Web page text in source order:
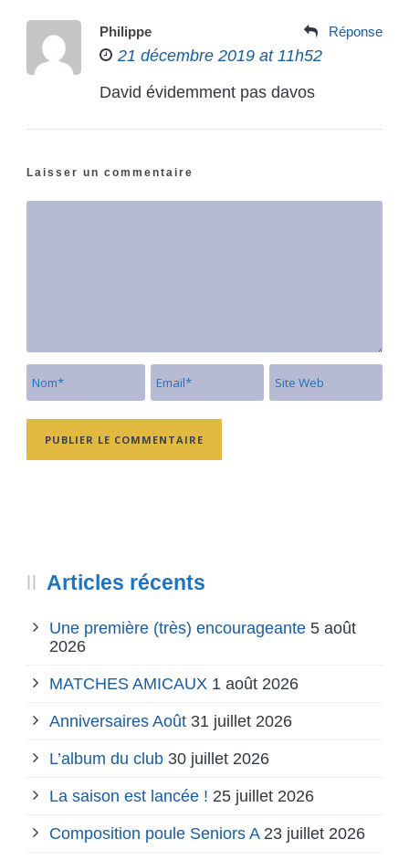
Philippe
21 décembre 2019 at 11h52
Réponse
David évidemment pas davos
Laisser un commentaire
Articles récents
Une première (très) encourageante 5 août
2026
MATCHES AMICAUX 1 août 2026
Anniversaires Août 31 juillet 2026
L’album du club 30 juillet 2026
La saison est lancée ! 25 juillet 2026
Composition poule Seniors A 23 juillet 2026